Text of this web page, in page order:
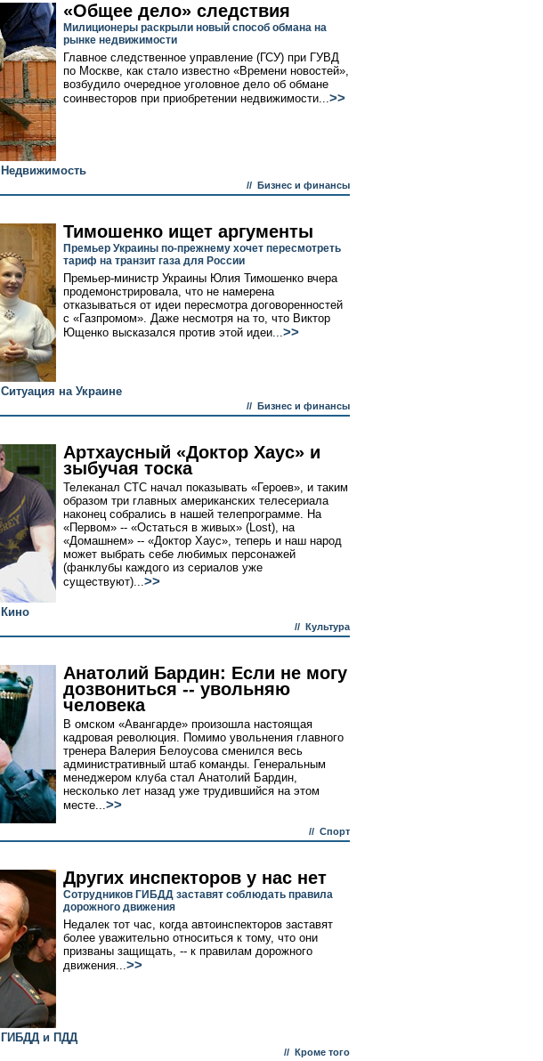
«Общее дело» следствия
Милиционеры раскрыли новый способ обмана на
рынке недвижимости
Главное следственное управление (ГСУ) при ГУВД
по Москве, как стало известно «Времени новостей»,
возбудило очередное уголовное дело об обмане
соинвесторов при приобретении недвижимости...>>
Недвижимость
// Бизнес и финансы
Тимошенко ищет аргументы
Премьер Украины по-прежнему хочет пересмотреть
тариф на транзит газа для России
Премьер-министр Украины Юлия Тимошенко вчера
продемонстрировала, что не намерена
отказываться от идеи пересмотра договоренностей
с «Газпромом». Даже несмотря на то, что Виктор
Ющенко высказался против этой идеи...>>
Ситуация на Украине
// Бизнес и финансы
Артхаусный «Доктор Хаус» и
зыбучая тоска
Телеканал СТС начал показывать «Героев», и таким
образом три главных американских телесериала
наконец собрались в нашей телепрограмме. На
«Первом» -- «Остаться в живых» (Lost), на
«Домашнем» -- «Доктор Хаус», теперь и наш народ
может выбрать себе любимых персонажей
(фанклубы каждого из сериалов уже
существуют)...>>
Кино
// Культура
Анатолий Бардин: Если не могу
дозвониться -- увольняю
человека
В омском «Авангарде» произошла настоящая
кадровая революция. Помимо увольнения главного
тренера Валерия Белоусова сменился весь
административный штаб команды. Генеральным
менеджером клуба стал Анатолий Бардин,
несколько лет назад уже трудившийся на этом
месте...>>
// Спорт
Других инспекторов у нас нет
Сотрудников ГИБДД заставят соблюдать правила
дорожного движения
Недалек тот час, когда автоинспекторов заставят
более уважительно относиться к тому, что они
призваны защищать, -- к правилам дорожного
движения...>>
ГИБДД и ПДД
// Кроме того